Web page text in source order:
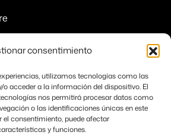
consentimiento
utilizamos tecnologías como las
acceder a la información del dispositivo. El
nos permitirá procesar datos como
o las identificaciones únicas en este
el consentimiento, puede afectar
y funciones.